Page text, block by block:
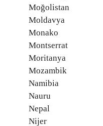
Moğolistan
Moldavya
Monako
Montserrat
Moritanya
Mozambik
Namibia
Nauru
Nepal
Nijer